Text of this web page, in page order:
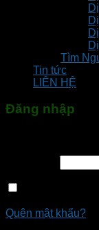
Tìm
Tin tức
LIÊN HỆ
Đăng nhập
Quên mật khẩu?